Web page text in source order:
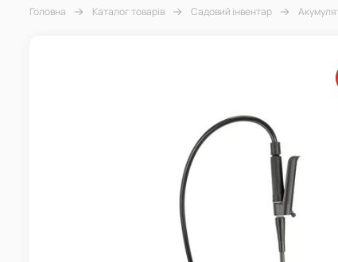
Головна Каталог товарів Садовий інвентар